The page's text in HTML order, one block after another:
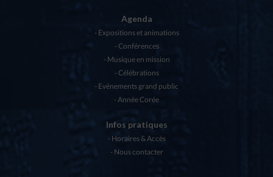
Agenda
Expositions et animations
Conférences
Musique en mission
Célébrations
Evénements grand public
Année Corée
Infos pratiques
Horaires & Accès
Nous contacter